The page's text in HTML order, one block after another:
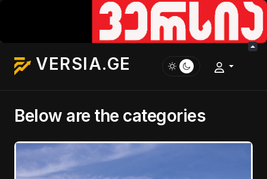
VERSIA.GE
Below are the categories